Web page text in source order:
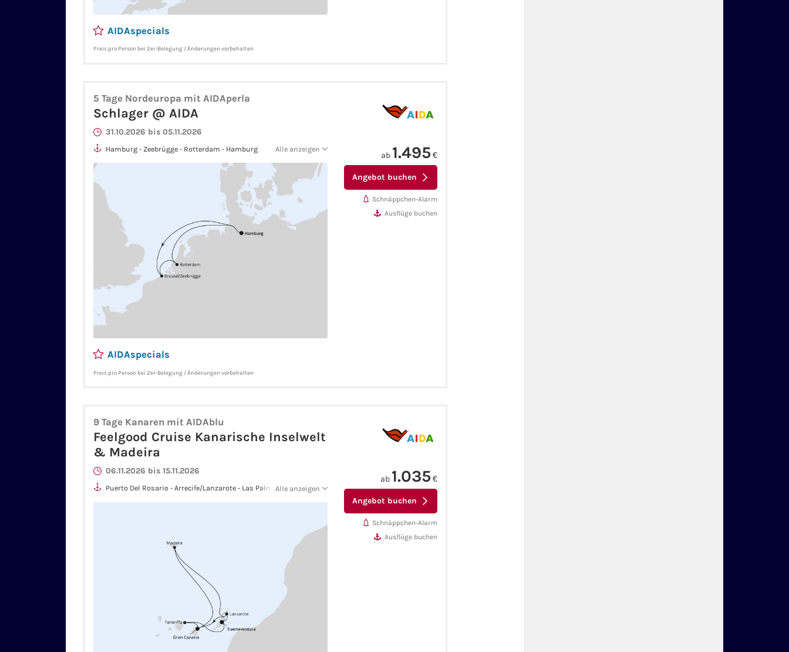
AIDAspecials
Preis pro Person bei 2er-Belegung / Änderungen vorbehalten
5 Tage Nordeuropa mit AIDAperla
Schlager @ AIDA
31.10.2026 bis 05.11.2026
Hamburg - Zeebrügge - Rotterdam - Hamburg Alle anzeigen
AIDAspecials
ab 1.495€
Angebot buchen
Schnäppchen-Alarm
Ausflüge buchen
Preis pro Person bei 2er-Belegung / Änderungen vorbehalten
9 Tage Kanaren mit AIDAblu
Feelgood Cruise Kanarische Inselwelt
& Madeira
06.11.2026 bis 15.11.2026
Puerto Del Rosario - Arrecife/Lanzarote - Las Palmas/Gran
Alle anzeigen
ab 1.035€
Angebot buchen
Schnäppchen-Alarm
Ausflüge buchen